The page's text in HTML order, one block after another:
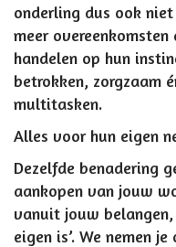
onderling dus ook
meer
handelen op hun
betrokken, zorgzaam
multitasken.
Alles voor hun eigen
Dezelfde benadering
aankopen van jouw
vanuit jouw belangen,
eigen is’. We nemen